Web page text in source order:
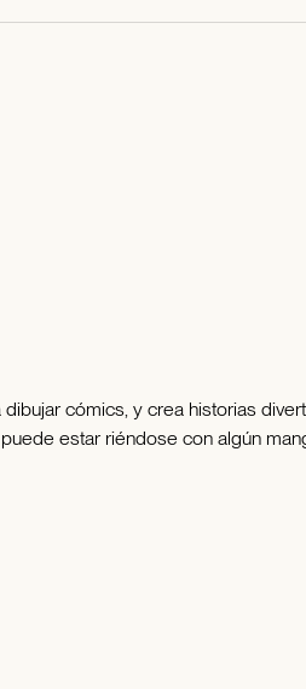
cómics, y crea historias
estar riéndose con algún